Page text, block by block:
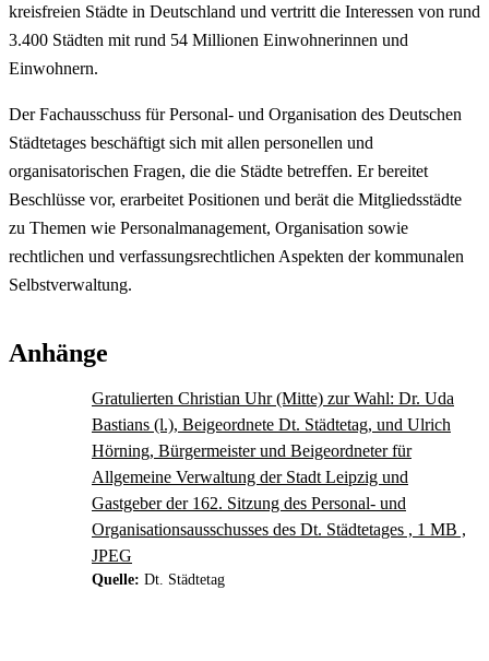
kreisfreien Städte in Deutschland und vertritt die Interessen von rund
3.400 Städten mit rund 54 Millionen Einwohnerinnen und
Einwohnern.
Der Fachausschuss für Personal- und Organisation des Deutschen
Städtetages beschäftigt sich mit allen personellen und
organisatorischen Fragen, die die Städte betreffen. Er bereitet
Beschlüsse vor, erarbeitet Positionen und berät die Mitgliedsstädte
zu Themen wie Personalmanagement, Organisation sowie
rechtlichen und verfassungsrechtlichen Aspekten der kommunalen
Selbstverwaltung.
Anhänge
Gratulierten Christian Uhr (Mitte) zur Wahl: Dr. Uda
Bastians (l.), Beigeordnete Dt. Städtetag, und Ulrich
Hörning, Bürgermeister und Beigeordneter für
Allgemeine Verwaltung der Stadt Leipzig und
Gastgeber der 162. Sitzung des Personal- und
Organisationsausschusses des Dt. Städtetages , 1 MB ,
JPEG
Quelle: Dt. Städtetag